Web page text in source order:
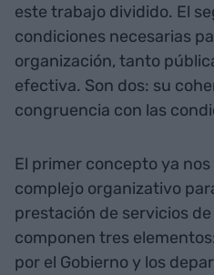
este trabajo dividido. El
condiciones necesarias
organización, tanto
efectiva. Son dos: su
congruencia con las
El primer concepto ya
complejo organizativo
prestación de servicios
componen tres
por el Gobierno y los